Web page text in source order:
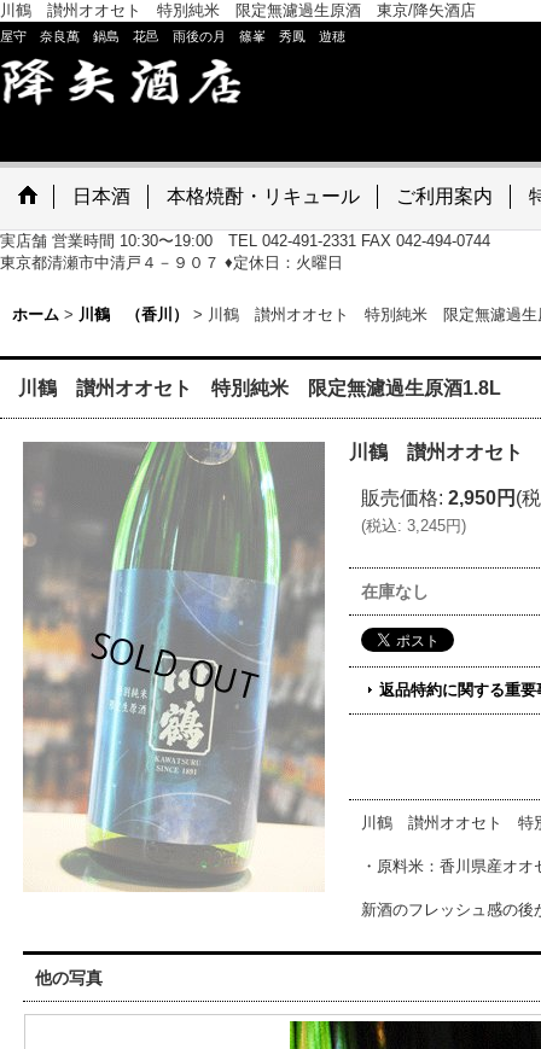
川鶴 讃州オオセト 特別純米 限定無濾過生原酒 東京/降矢酒店
屋守 奈良萬 鍋島 花邑 雨後の月 篠峯 秀鳳 遊穂
日本酒 本格焼酎・リキュール ご利用案内
実店舗 営業時間 10:30〜19:00 TEL 042-491-2331 FAX 042-494-0744
東京都清瀬市中清戸４－９０７ ♦定休日：火曜日
ホーム > 川鶴 （香川） > 川鶴 讃州オオセト 特別純米 限定無濾過生
川鶴 讃州オオセト 特別純米 限定無濾過生原酒1.8L
川鶴 讃州オオセト
販売価格: 2,950円 (
(税込: 3,245円)
在庫なし
返品特約に関する重要
川鶴 讃州オオセト 特
・原料米：香川県産オ
新酒のフレッシュ感の
他の写真